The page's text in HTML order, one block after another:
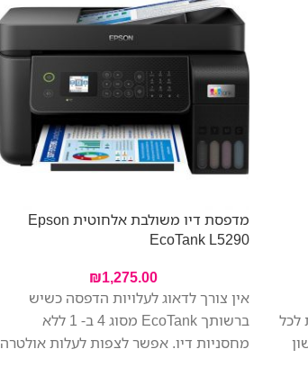
לכל
מדפסת דיו משולבת אלחוטית Epson
EcoTank L5290
₪1,275.00
אין צורך לדאוג לעלויות הדפסה כשיש
ברשותך EcoTank מסוג 4 ב- 1 ללא
מחסניות דיו. אפשר לצפות לעלות אולטרה